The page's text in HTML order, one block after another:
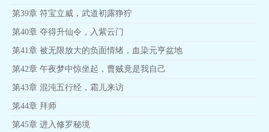
第39章 符宝立威，武道初露狰狞
第40章 夺得升仙令，入紫云门
第41章 被无限放大的负面情绪，血染元亨盆地
第42章 午夜梦中惊坐起，曹贼竟是我自己
第43章 混沌五行经，霜儿来访
第44章 拜师
第45章 进入修罗秘境